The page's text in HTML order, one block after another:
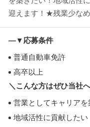
迎えます！★残業少なめ
―▼応募条件
普通自動車免許
高卒以上
＼こんな方はぜひ当社
営業としてキャリアを
地域活性に貢献したい